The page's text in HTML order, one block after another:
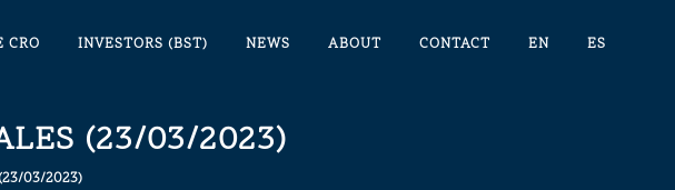
CRO INVESTORS (BST) NEWS ABOUT CONTACT EN ES
(23/03/2023)
03/2023)